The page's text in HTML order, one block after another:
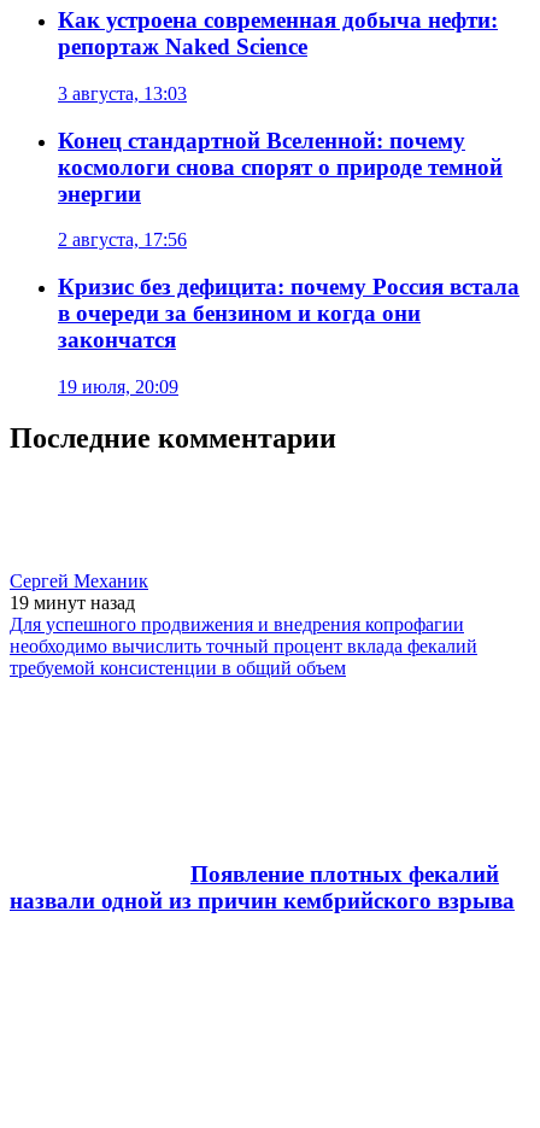
Как устроена современная добыча нефти:
репортаж Naked Science
3 августа, 13:03
Конец стандартной Вселенной: почему
космологи снова спорят о природе темной
энергии
2 августа, 17:56
Кризис без дефицита: почему Россия встала
в очереди за бензином и когда они
закончатся
19 июля, 20:09
Последние комментарии
Сергей Механик
19 минут назад
Для успешного продвижения и внедрения копрофагии
необходимо вычислить точный процент вклада фекалий
требуемой консистенции в общий объем
Появление плотных фекалий
назвали одной из причин кембрийского взрыва